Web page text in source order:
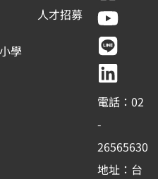
學
人才招募
a
c
e
b
o
o
k
-
o
u
t
u
b
e
i
n
e
i
n
k
e
d
i
n
電話：02
-
26565630
地址：台